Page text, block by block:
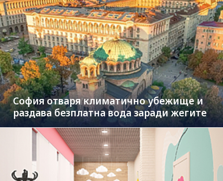
София отваря климатично убежище и
раздава безплатна вода заради жегите